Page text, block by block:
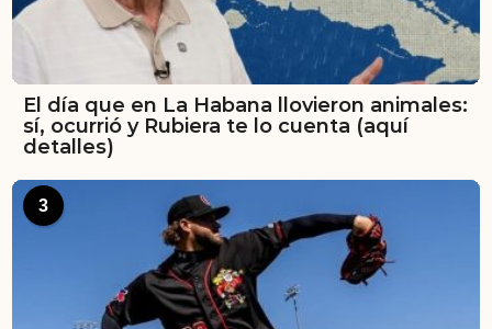
El día que en La Habana llovieron animales:
sí, ocurrió y Rubiera te lo cuenta (aquí
detalles)
3